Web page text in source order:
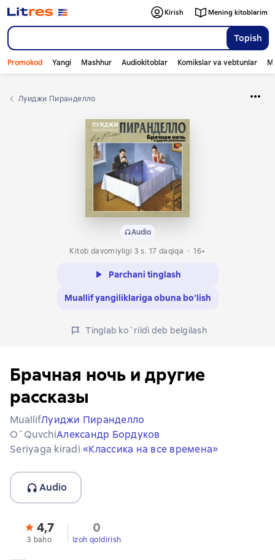
Topish
Kirish Mening kitoblarim
Promokod Yangi Mashhur Audiokitoblar Komikslar va vebtunlar
Луиджи Пиранделло
Audio
Kitob davomiyligi 3 s. 17 daqiqa
16+
Parchani tinglash
Muallif yangiliklariga obuna bo‘lish
Tinglab ko`rildi deb belgilash
Брачная ночь и другие
рассказы
MuallifЛуиджи Пиранделло
O`quvchiАлександр Бордуков
Seriyaga kiradi «Классика на все времена»
Audio
4,7
3 baho
0
Izoh qoldirish